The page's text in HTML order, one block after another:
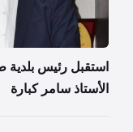
استقبل رئيس بلدية
الأستاذ سامر كبارة